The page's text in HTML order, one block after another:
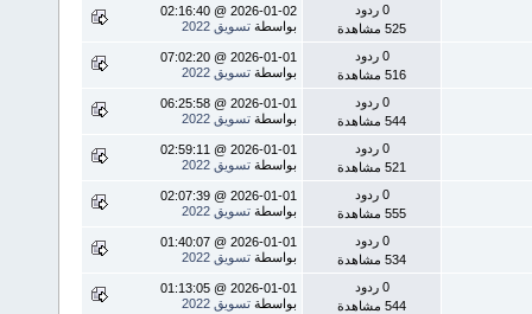
0 ردود
525 مشاهدة
2026-01-02 @ 02:16:40
بواسطة تسويق 2022
0 ردود
516 مشاهدة
2026-01-01 @ 07:02:20
بواسطة تسويق 2022
0 ردود
544 مشاهدة
2026-01-01 @ 06:25:58
بواسطة تسويق 2022
0 ردود
521 مشاهدة
2026-01-01 @ 02:59:11
بواسطة تسويق 2022
0 ردود
555 مشاهدة
2026-01-01 @ 02:07:39
بواسطة تسويق 2022
0 ردود
534 مشاهدة
2026-01-01 @ 01:40:07
بواسطة تسويق 2022
0 ردود
544 مشاهدة
2026-01-01 @ 01:13:05
بواسطة تسويق 2022